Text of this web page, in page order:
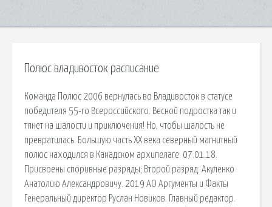
Полюс владивосток расписание
Команда Полюс 2006 вернулась во Владивосток в статусе
победителя 55-го Всероссийского. Весной подростка так и
тянет на шалости и приключения! Но, чтобы шалость не
превратилась. Большую часть ХХ века северный магнитный
полюс находился в Канадском архипелаге. 07.01.18.
Присвоены споривные разряды; Второй разряд: Акуленко
Анатолию Александровичу. 2019 АО Аргументы и Факты
Генеральный директор Руслан Новиков. Главный редактор.